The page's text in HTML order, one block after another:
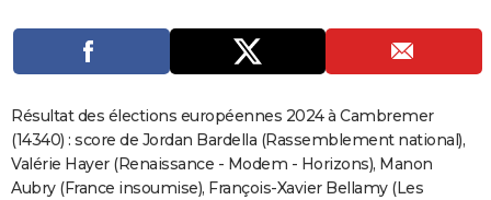
Dictionnaire
Biographies
Expressions
Proverbes
PROGRAMME TV
S'inscrire
Se connecter
Lycées
Collèges
Primaires
Universités
Entreprises
Service militaire
Avis de recherche
AVIS DE DÉCÈS
FORUM
Résultat des élections européennes 2024 à Cambremer
(14340) : score de Jordan Bardella (Rassemblement national),
Valérie Hayer (Renaissance - Modem - Horizons), Manon
Aubry (France insoumise), François-Xavier Bellamy (Les